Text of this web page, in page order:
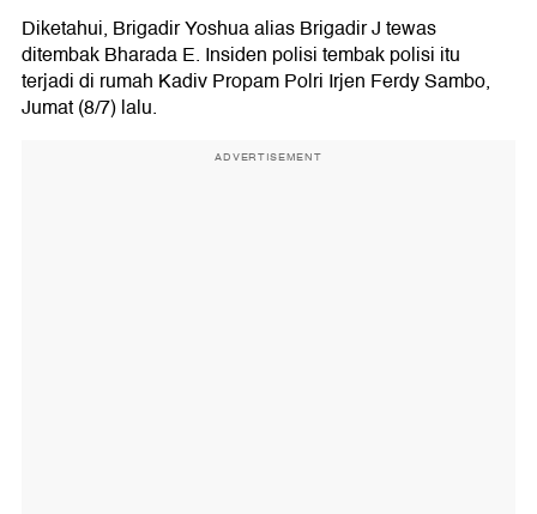
Diketahui, Brigadir Yoshua alias Brigadir J tewas
ditembak Bharada E. Insiden polisi tembak polisi itu
terjadi di rumah Kadiv Propam Polri Irjen Ferdy Sambo,
Jumat (8/7) lalu.
ADVERTISEMENT